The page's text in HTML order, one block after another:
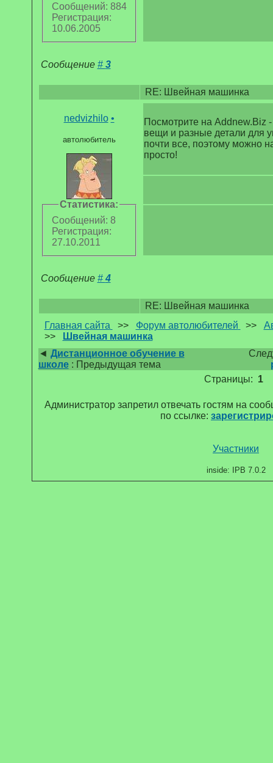
Сообщений: 884
Регистрация:
10.06.2005
Сообщение # 3
RE: Швейная машинка
nedvizhilo •
автолюбитель
Статистика:
Сообщений: 8
Регистрация:
27.10.2011
Посмотрите на Addnew.Biz
вещи и разные детали для
почти все, поэтому можно
просто!
Сообщение # 4
RE: Швейная машинка
Главная сайта
>> Форум автолюбителей >>
>>
Швейная машинка
◄ Дистанционное обучение в
школе: Предыдущая тема
Страницы: 1
Администратор запретил отвечать гостям на
по ссылке:
Участники
inside: IPB 7.0.2